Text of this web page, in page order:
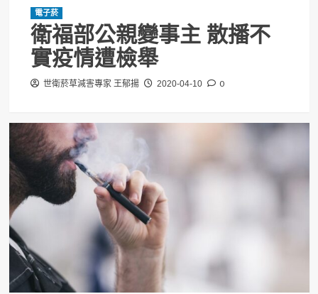
電子菸
衛福部公親變事主 散播不
實疫情遭檢舉
世衛菸草減害專家 王郁揚 2020-04-10 0